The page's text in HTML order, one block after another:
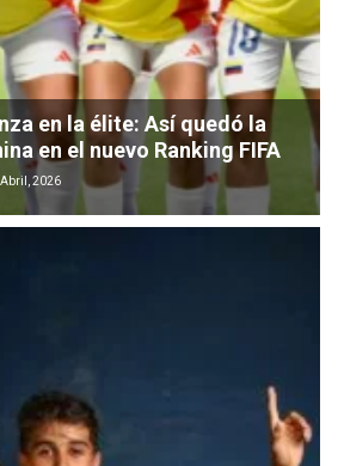
en la élite: Así quedó la
en el nuevo Ranking FIFA
2026